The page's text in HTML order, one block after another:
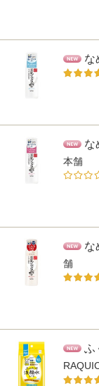
な
な
本舗
な
舗
ふ